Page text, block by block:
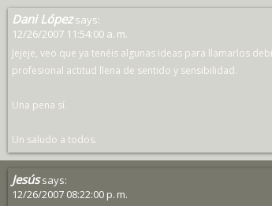
Dani López says:
12/26/2007 11:54:00 a. m.
Jejeje, veo que ya tenéis algunas ideas para llamarlos
profesional actitud llena de sentido y sensibilidad.
Una pena sí.
Un saludo a todos.
Jesús says:
12/26/2007 08:22:00 p. m.